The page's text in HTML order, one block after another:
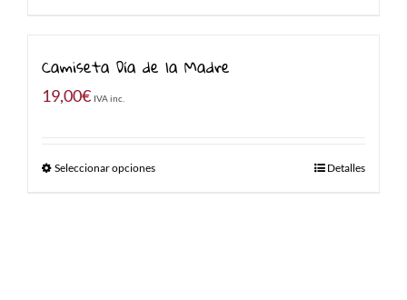
Camiseta Día de la Madre
19,00€ IVA inc.
Seleccionar opciones Detalles